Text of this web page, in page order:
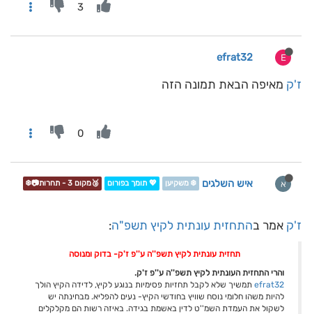
3
E
efrat32
ז'ק מאיפה הבאת תמונה הזה
0
א איש השלגים ❄️ משקיען 💖 תומך בפורום 🥉מקום 3 - תחרות📷❄️
ז'ק אמר בהתחזית עונתית לקיץ תשפ"ה:
תחזית עונתית לקיץ תשפ''ה ע''פ ז'ק- בדוק ומנוסה
והרי התחזית העונתית לקיץ תשפ''ה ע''פ ז'ק.
efrat32 תמשיך שלא לקבל תחזיות פסימיות בנוגע לקיץ, לדידה הקיץ הולך
להיות משהו חלומי נוסח שוויץ בחודשי הקיץ- נעים להפליא. מבחינתה יש
לשקול את העמדת השמ''ט לדין באשמת בגידה. באיזה רשות הם מקלקלים